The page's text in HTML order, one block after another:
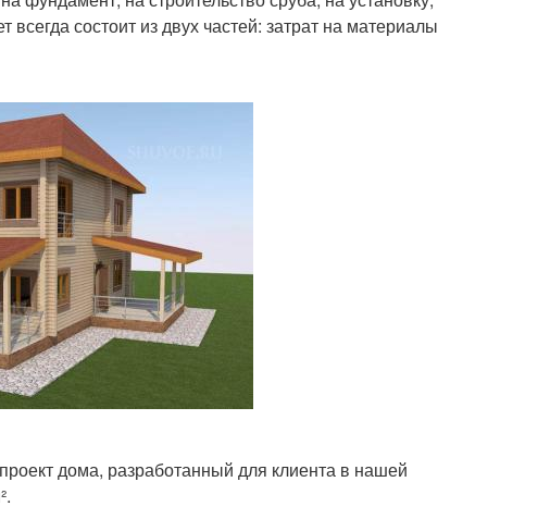
состоит из двух частей: затрат на материалы
дома, разработанный для клиента в нашей